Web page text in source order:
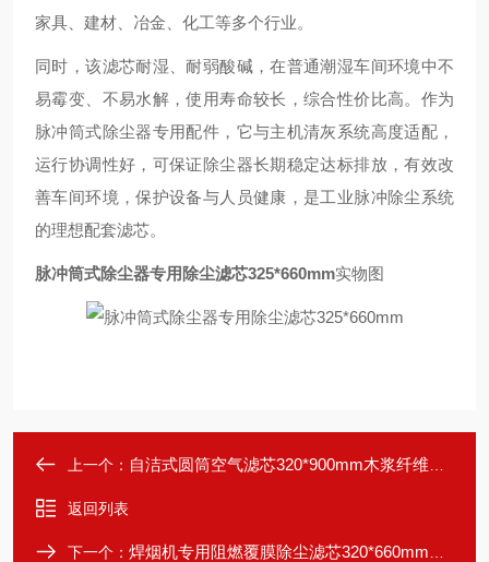
家具、建材、冶金、化工等多个行业。
同时，该滤芯耐湿、耐弱酸碱，在普通潮湿车间环境中不
易霉变、不易水解，使用寿命较长，综合性价比高。作为
脉冲筒式除尘器专用配件，它与主机清灰系统高度适配，
运行协调性好，可保证除尘器长期稳定达标排放，有效改
善车间环境，保护设备与人员健康，是工业脉冲除尘系统
的理想配套滤芯。
脉冲筒式除尘器专用除尘滤芯325*660mm实物图
上一个： 自洁式圆筒空气滤芯320*900mm木浆纤维材质
返回列表
下一个： 焊烟机专用阻燃覆膜除尘滤芯320*660mm高效